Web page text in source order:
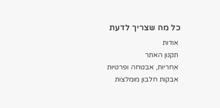
כל מה שצריך לדעת
אודות
תקנון האתר
אחריות, אבטחה ופרטיות
אבקות חלבון מומלצות